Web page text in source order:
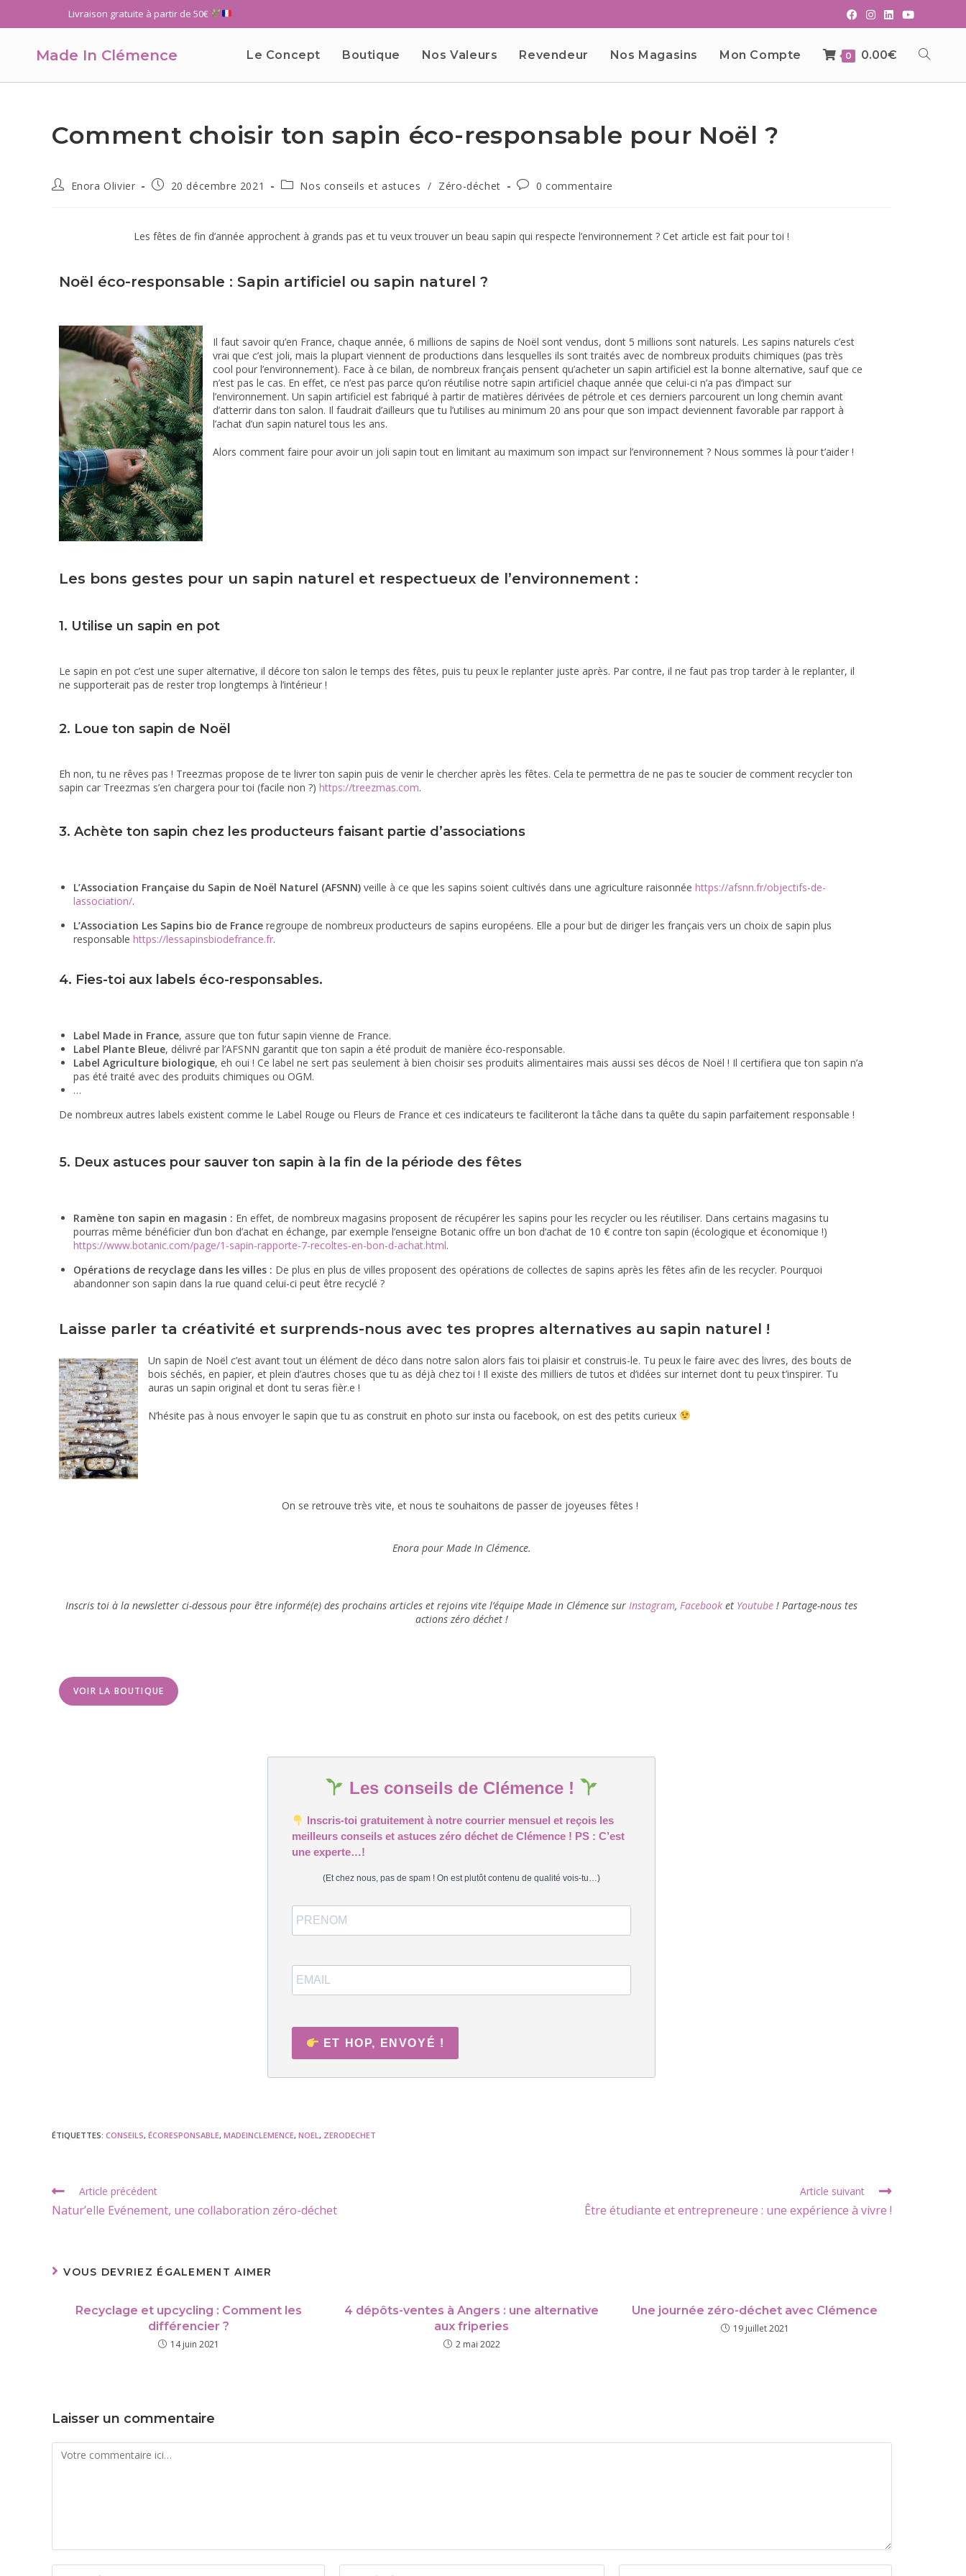
Livraison gratuite à partir de 50€
Made In Clémence Le Concept Boutique Nos Valeurs Revendeur Nos Magasins Mon Compte 0 0.00€
Comment choisir ton sapin éco-responsable pour Noël ?
Enora Olivier 20 décembre 2021 Nos conseils et astuces / Zéro-déchet 0 commentaire
Les fêtes de fin d’année approchent à grands pas et tu veux trouver un beau sapin qui respecte l’environnement ? Cet article est fait pour toi !
Noël éco-responsable : Sapin artificiel ou sapin naturel ?
Il faut savoir qu’en France, chaque année, 6 millions de sapins de Noël sont vendus, dont 5 millions sont naturels. Les sapins naturels c’est
vrai que c’est joli, mais la plupart viennent de productions dans lesquelles ils sont traités avec de nombreux produits chimiques (pas très
cool pour l’environnement). Face à ce bilan, de nombreux français pensent qu’acheter un sapin artificiel est la bonne alternative, sauf que ce
n’est pas le cas. En effet, ce n’est pas parce qu’on réutilise notre sapin artificiel chaque année que celui-ci n’a pas d’impact sur
l’environnement. Un sapin artificiel est fabriqué à partir de matières dérivées de pétrole et ces derniers parcourent un long chemin avant
d’atterrir dans ton salon. Il faudrait d’ailleurs que tu l’utilises au minimum 20 ans pour que son impact deviennent favorable par rapport à
l’achat d’un sapin naturel tous les ans.
Alors comment faire pour avoir un joli sapin tout en limitant au maximum son impact sur l’environnement ? Nous sommes là pour t’aider !
Les bons gestes pour un sapin naturel et respectueux de l’environnement :
1. Utilise un sapin en pot
Le sapin en pot c’est une super alternative, il décore ton salon le temps des fêtes, puis tu peux le replanter juste après. Par contre, il ne faut pas trop tarder à le replanter, il
ne supporterait pas de rester trop longtemps à l’intérieur !
2. Loue ton sapin de Noël
Eh non, tu ne rêves pas ! Treezmas propose de te livrer ton sapin puis de venir le chercher après les fêtes. Cela te permettra de ne pas te soucier de comment recycler ton
sapin car Treezmas s’en chargera pour toi (facile non ?) https://treezmas.com.
3. Achète ton sapin chez les producteurs faisant partie d’associations
L’Association Française du Sapin de Noël Naturel (AFSNN) veille à ce que les sapins soient cultivés dans une agriculture raisonnée https://afsnn.fr/objectifs-de-
lassociation/.
L’Association Les Sapins bio de France regroupe de nombreux producteurs de sapins européens. Elle a pour but de diriger les français vers un choix de sapin plus
responsable https://lessapinsbiodefrance.fr.
4. Fies-toi aux labels éco-responsables.
Label Made in France, assure que ton futur sapin vienne de France.
Label Plante Bleue, délivré par l’AFSNN garantit que ton sapin a été produit de manière éco-responsable.
Label Agriculture biologique, eh oui ! Ce label ne sert pas seulement à bien choisir ses produits alimentaires mais aussi ses décos de Noël ! Il certifiera que ton sapin n’a
pas été traité avec des produits chimiques ou OGM.
…
De nombreux autres labels existent comme le Label Rouge ou Fleurs de France et ces indicateurs te faciliteront la tâche dans ta quête du sapin parfaitement responsable !
5. Deux astuces pour sauver ton sapin à la fin de la période des fêtes
Ramène ton sapin en magasin : En effet, de nombreux magasins proposent de récupérer les sapins pour les recycler ou les réutiliser. Dans certains magasins tu
pourras même bénéficier d’un bon d’achat en échange, par exemple l’enseigne Botanic offre un bon d‘achat de 10 € contre ton sapin (écologique et économique !)
https://www.botanic.com/page/1-sapin-rapporte-7-recoltes-en-bon-d-achat.html.
Opérations de recyclage dans les villes : De plus en plus de villes proposent des opérations de collectes de sapins après les fêtes afin de les recycler. Pourquoi
abandonner son sapin dans la rue quand celui-ci peut être recyclé ?
Laisse parler ta créativité et surprends-nous avec tes propres alternatives au sapin naturel !
Un sapin de Noël c’est avant tout un élément de déco dans notre salon alors fais toi plaisir et construis-le. Tu peux le faire avec des livres, des bouts de
bois séchés, en papier, et plein d’autres choses que tu as déjà chez toi ! Il existe des milliers de tutos et d’idées sur internet dont tu peux t’inspirer. Tu
auras un sapin original et dont tu seras fièr.e !
N’hésite pas à nous envoyer le sapin que tu as construit en photo sur insta ou facebook, on est des petits curieux
On se retrouve très vite, et nous te souhaitons de passer de joyeuses fêtes !
Enora pour Made In Clémence.
Inscris toi à la newsletter ci-dessous pour être informé(e) des prochains articles et rejoins vite l’équipe Made in Clémence sur Instagram, Facebook et Youtube ! Partage-nous tes
actions zéro déchet !
VOIR LA BOUTIQUE
Les conseils de Clémence !
Inscris-toi gratuitement à notre courrier mensuel et reçois les
meilleurs conseils et astuces zéro déchet de Clémence ! PS : C’est
une experte…!
(Et chez nous, pas de spam ! On est plutôt contenu de qualité vois-tu…)
ET HOP, ENVOYÉ !
ÉTIQUETTES: CONSEILS, ÉCORESPONSABLE, MADEINCLEMENCE, NOEL, ZERODECHET
Article précédent
Natur’elle Evénement, une collaboration zéro-déchet
Article suivant
Être étudiante et entrepreneure : une expérience à vivre !
VOUS DEVRIEZ ÉGALEMENT AIMER
Recyclage et upcycling : Comment les
différencier ?
14 juin 2021
4 dépôts-ventes à Angers : une alternative
aux friperies
2 mai 2022
Une journée zéro-déchet avec Clémence
19 juillet 2021
Laisser un commentaire